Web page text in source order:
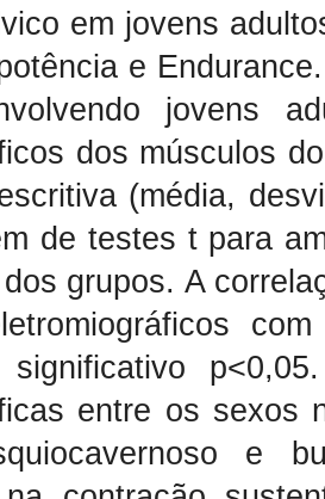
em jovens
e
jovens
dos músculos
(média,
de testes t para
grupos. A
significativo
entre os sexos
e